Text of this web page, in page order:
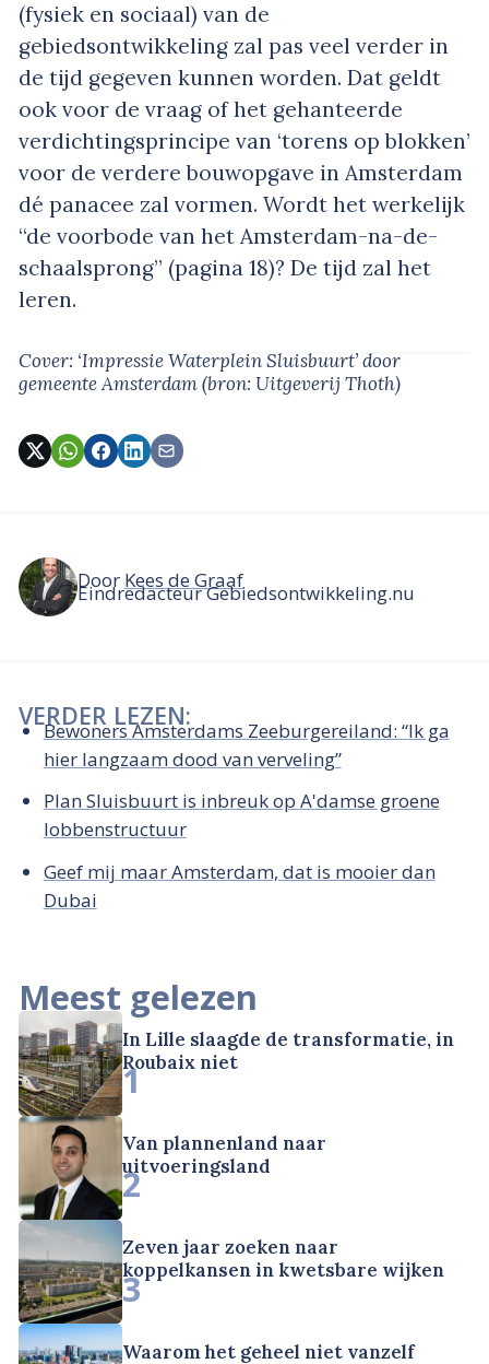
(fysiek en sociaal) van de
gebiedsontwikkeling zal pas veel verder in
de tijd gegeven kunnen worden. Dat geldt
ook voor de vraag of het gehanteerde
verdichtingsprincipe van ‘torens op blokken’
voor de verdere bouwopgave in Amsterdam
dé panacee zal vormen. Wordt het werkelijk
“de voorbode van het Amsterdam-na-de-
schaalsprong” (pagina 18)? De tijd zal het
leren.
Cover: ‘Impressie Waterplein Sluisbuurt’door
gemeente Amsterdam(bron: Uitgeverij Thoth)
Door Kees de Graaf
Eindredacteur Gebiedsontwikkeling.nu
VERDER LEZEN:
Bewoners Amsterdams Zeeburgereiland: “Ik ga
hier langzaam dood van verveling”
Plan Sluisbuurt is inbreuk op A'damse groene
lobbenstructuur
Geef mij maar Amsterdam, dat is mooier dan
Dubai
Meest gelezen
In Lille slaagde de transformatie, in
Roubaix niet
1
Van plannenland naar
uitvoeringsland
2
Zeven jaar zoeken naar
koppelkansen in kwetsbare wijken
3
Waarom het geheel niet vanzelf